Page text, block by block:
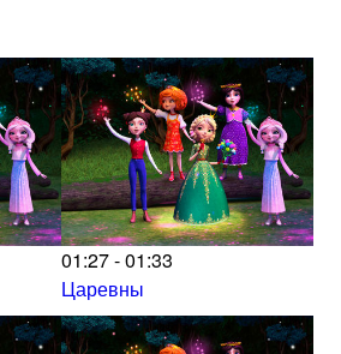
01:27 - 01:33
Царевны